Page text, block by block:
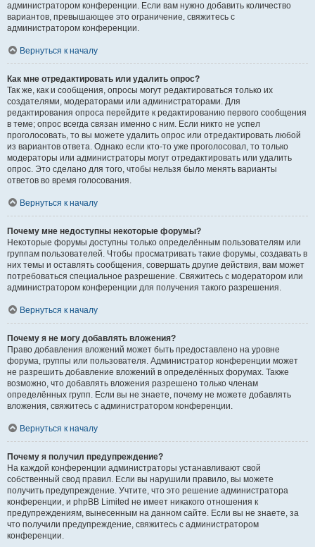
администратором конференции. Если вам нужно добавить количество
вариантов, превышающее это ограничение, свяжитесь с
администратором конференции.
Вернуться к началу
Как мне отредактировать или удалить опрос?
Так же, как и сообщения, опросы могут редактироваться только их
создателями, модераторами или администраторами. Для
редактирования опроса перейдите к редактированию первого сообщения
в теме; опрос всегда связан именно с ним. Если никто не успел
проголосовать, то вы можете удалить опрос или отредактировать любой
из вариантов ответа. Однако если кто-то уже проголосовал, то только
модераторы или администраторы могут отредактировать или удалить
опрос. Это сделано для того, чтобы нельзя было менять варианты
ответов во время голосования.
Вернуться к началу
Почему мне недоступны некоторые форумы?
Некоторые форумы доступны только определённым пользователям или
группам пользователей. Чтобы просматривать такие форумы, создавать в
них темы и оставлять сообщения, совершать другие действия, вам может
потребоваться специальное разрешение. Свяжитесь с модератором или
администратором конференции для получения такого разрешения.
Вернуться к началу
Почему я не могу добавлять вложения?
Право добавления вложений может быть предоставлено на уровне
форума, группы или пользователя. Администратор конференции может
не разрешить добавление вложений в определённых форумах. Также
возможно, что добавлять вложения разрешено только членам
определённых групп. Если вы не знаете, почему не можете добавлять
вложения, свяжитесь с администратором конференции.
Вернуться к началу
Почему я получил предупреждение?
На каждой конференции администраторы устанавливают свой
собственный свод правил. Если вы нарушили правило, вы можете
получить предупреждение. Учтите, что это решение администратора
конференции, и phpBB Limited не имеет никакого отношения к
предупреждениям, вынесенным на данном сайте. Если вы не знаете, за
что получили предупреждение, свяжитесь с администратором
конференции.